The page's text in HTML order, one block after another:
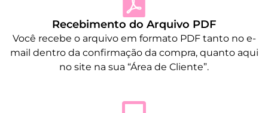
Recebimento do Arquivo PDF
Você recebe o arquivo em formato PDF tanto no e-
mail dentro da confirmação da compra, quanto aqui
no site na sua “Área de Cliente”.